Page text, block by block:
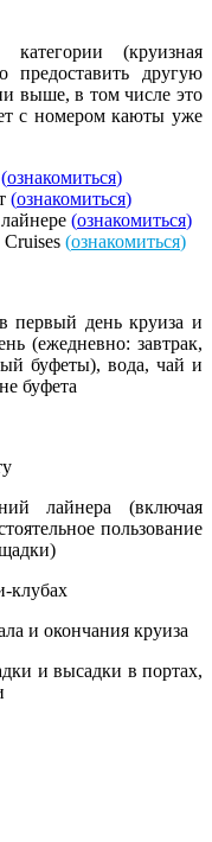
(круизная
предоставить другую
выше, в том числе это
с номером каюты уже
(ознакомиться)
(ознакомиться)
(ознакомиться)
(ознакомиться)
первый день круиза и
(ежедневно: завтрак,
буфеты), вода, чай и
буфета
лайнера (включая
пользование
клубах
и окончания круиза
и высадки в портах,